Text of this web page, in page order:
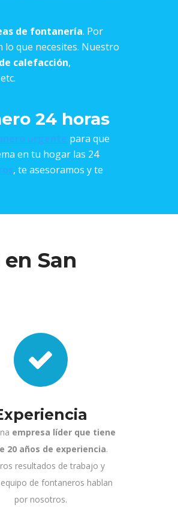
de fontanería. Por
lo que necesites. Nuestro
calefacción,
24 horas
urgente para que
en tu hogar las 24
, te asesoramos y te
San
empresa líder que tiene
20 años de experiencia.
resultados de trabajo y
de fontaneros hablan
por nosotros.